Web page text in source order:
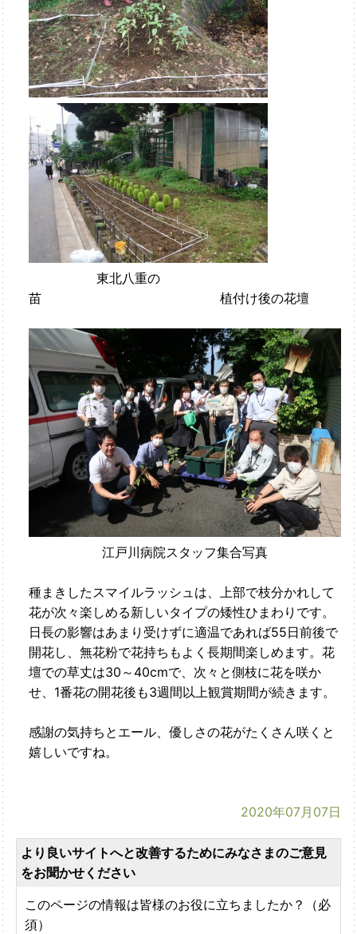
東北八重の
苗 植付け後の花壇
江戸川病院スタッフ集合写真
種まきしたスマイルラッシュは、上部で枝分かれして
花が次々楽しめる新しいタイプの矮性ひまわりです。
日長の影響はあまり受けずに適温であれば55日前後で
開花し、無花粉で花持ちもよく長期間楽しめます。花
壇での草丈は30～40cmで、次々と側枝に花を咲か
せ、1番花の開花後も3週間以上観賞期間が続きます。
感謝の気持ちとエール、優しさの花がたくさん咲くと
嬉しいですね。
2020年07月07日
より良いサイトへと改善するためにみなさまのご意見
をお聞かせください
このページの情報は皆様のお役に立ちましたか？（必
須）